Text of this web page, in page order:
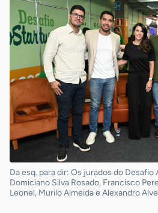
Da esq. para dir: Os jurados do
Domiciano Silva Rosado, Francisco
Leonel, Murilo Almeida e Alexandro